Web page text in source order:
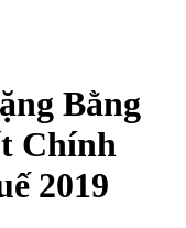
Bằng
Chính
2019